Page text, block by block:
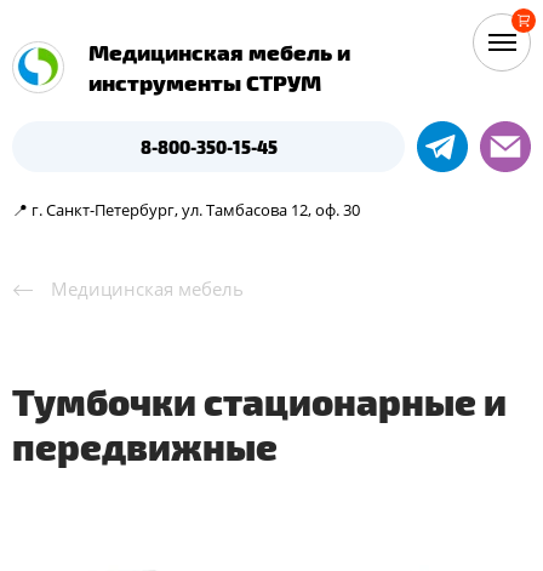
Медицинская мебель и
инструменты СТРУМ
8-800-350-15-45
📍 г. Санкт-Петербург, ул. Тамбасова 12, оф. 30
Медицинская мебель
Тумбочки стационарные и
передвижные